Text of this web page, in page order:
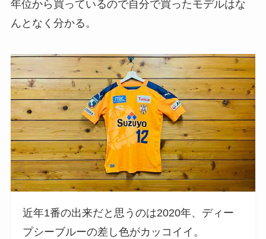
年位から買っているので自分で買ったモデルはな
んとなく分かる。
近年1番の出来だと思うのは2020年、ディー
プシーブルーの差し色がカッコイイ。